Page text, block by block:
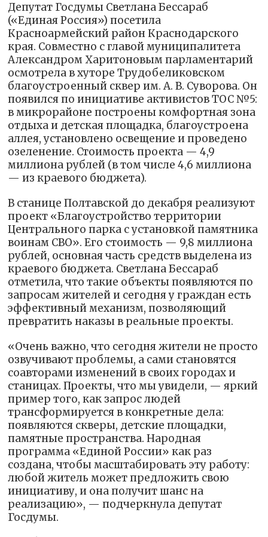
Депутат Госдумы Светлана Бессараб
(«Единая Россия») посетила
Красноармейский район Краснодарского
края. Совместно с главой муниципалитета
Александром Харитоновым парламентарий
осмотрела в хуторе Трудобеликовском
благоустроенный сквер им. А. В. Суворова. Он
появился по инициативе активистов ТОС №5:
в микрорайоне построены комфортная зона
отдыха и детская площадка, благоустроена
аллея, установлено освещение и проведено
озеленение. Стоимость проекта — 4,9
миллиона рублей (в том числе 4,6 миллиона
— из краевого бюджета).
В станице Полтавской до декабря реализуют
проект «Благоустройство территории
Центрального парка с установкой памятника
воинам СВО». Его стоимость — 9,8 миллиона
рублей, основная часть средств выделена из
краевого бюджета. Светлана Бессараб
отметила, что такие объекты появляются по
запросам жителей и сегодня у граждан есть
эффективный механизм, позволяющий
превратить наказы в реальные проекты.
«Очень важно, что сегодня жители не просто
озвучивают проблемы, а сами становятся
соавторами изменений в своих городах и
станицах. Проекты, что мы увидели, — яркий
пример того, как запрос людей
трансформируется в конкретные дела:
появляются скверы, детские площадки,
памятные пространства. Народная
программа «Единой России» как раз
создана, чтобы масштабировать эту работу:
любой житель может предложить свою
инициативу, и она получит шанс на
реализацию», — подчеркнула депутат
Госдумы.